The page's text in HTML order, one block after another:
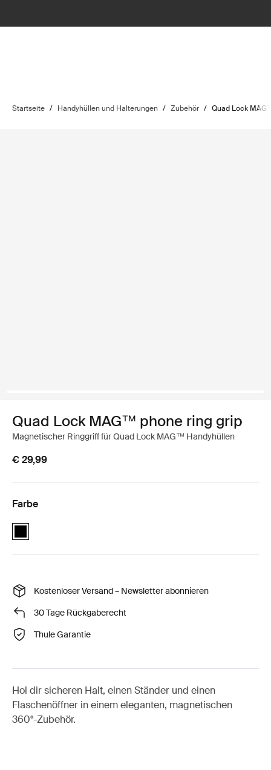
Startseite / Handyhüllen und Halterungen / Zubehör / Quad Lock
Quad Lock MAG™ phone ring grip
Magnetischer Ringgriff für Quad Lock MAG™ Handyhüllen
€ 29,99
Farbe
Quad Lock MAG™ phone ring grip Schwarz (selected)
Kostenloser Versand – Newsletter abonnieren
30 Tage Rückgaberecht
Thule Garantie
Hol dir sicheren Halt, einen Ständer und einen
Flaschenöffner in einem eleganten, magnetischen
360°-Zubehör.